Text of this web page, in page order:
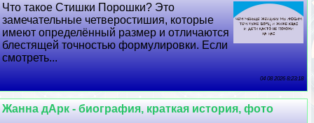
Что такое Стишки Порошки? Это
замечательные четверостишия, которые
имеют определённый размер и отличаются
блестящей точностью формулировки. Если
смотреть...
04 08 2026 8:23:18
Жанна дАрк - биография, краткая история, фото